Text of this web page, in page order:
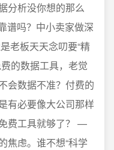
分析没你想的那么
谱吗？中小卖家做深
老板天天念叨要“精
的数据工具，老觉
数据不准？付费的
有必要像大公司那样
费工具就够了？ —
焦虑。谁不想“科学